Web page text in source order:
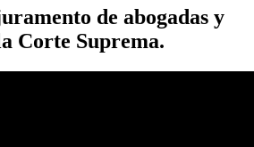
de abogadas y
Corte Suprema.